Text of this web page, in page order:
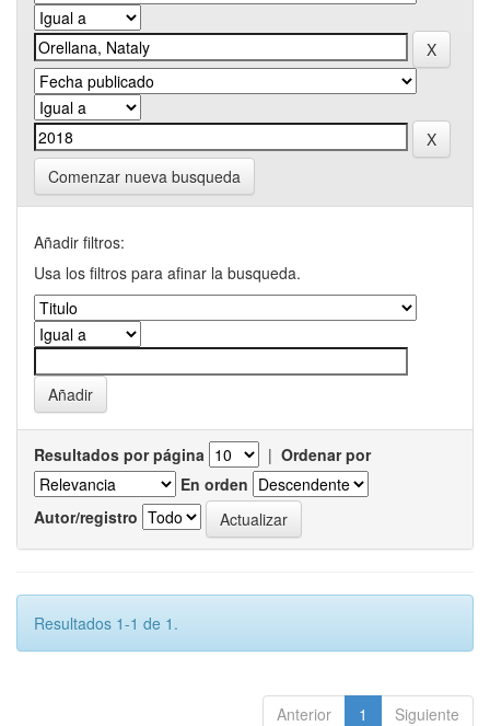
Comenzar nueva busqueda
Añadir filtros:
Usa los filtros para afinar la busqueda.
Resultados por página | Ordenar por
En orden
Autor/registro
Resultados 1-1 de 1.
Anterior 1 Siguiente